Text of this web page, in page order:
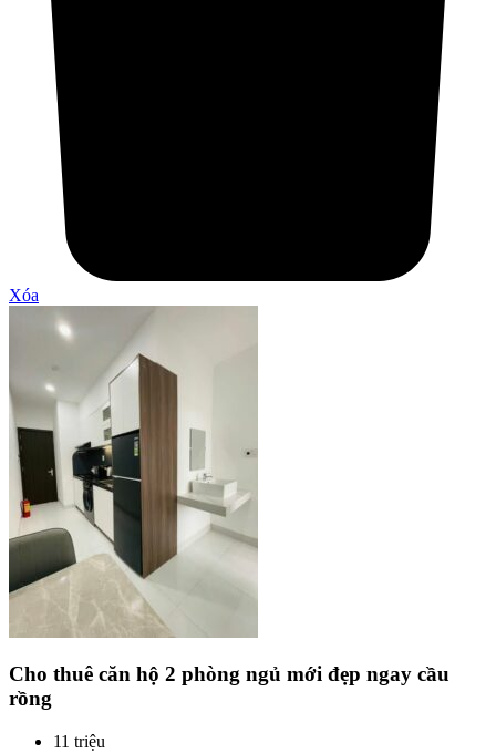
Xóa
Cho thuê căn hộ 2 phòng ngủ mới đẹp ngay cầu
rồng
11 triệu